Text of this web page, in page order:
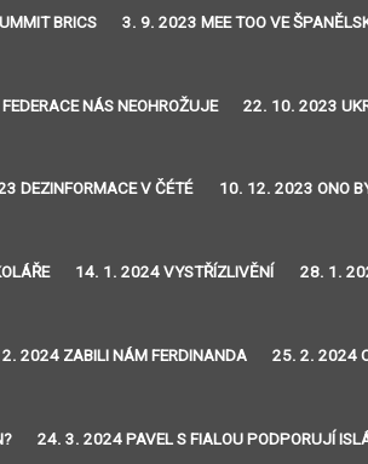
BRICS 3. 9. 2023 MEE TOO VE
NÁS NEOHROŽUJE 22. 10. 2023
DEZINFORMACE V ČÉTÉ 10. 12. 2023 ONO
14. 1. 2024 VYSTŘÍZLIVĚNÍ 28. 1.
2024 ZABILI NÁM FERDINANDA 25. 2. 2024
24. 3. 2024 PAVEL S FIALOU PODPORUJÍ